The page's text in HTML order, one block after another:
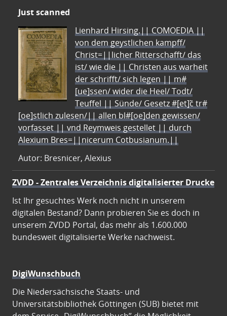
Just scanned
Lienhard Hirsing.|| COMOEDIA ||
von dem geystlichen kampff/
Christ=||licher Ritterschafft/ das
ist/ wie die || Christen aus warheit
der schrifft/ sich legen || m#
[ue]ssen/ wider die Heel/ Todt/
Teuffel || Sünde/ Gesetz #[et]c̃ tr#
[oe]stlich zulesen/|| allen bl#[oe]den gewissen/
vorfasset || vnd Reymweis gestellet || durch
Alexium Bres=||nicerum Cotbusianum.||
Autor: Bresnicer, Alexius
ZVDD - Zentrales Verzeichnis digitalisierter Drucke
Ist Ihr gesuchtes Werk noch nicht in unserem
digitalen Bestand? Dann probieren Sie es doch in
unserem ZVDD Portal, das mehr als 1.600.000
bundesweit digitalisierte Werke nachweist.
DigiWunschbuch
Die Niedersächsische Staats- und
Universitätsbibliothek Göttingen (SUB) bietet mit